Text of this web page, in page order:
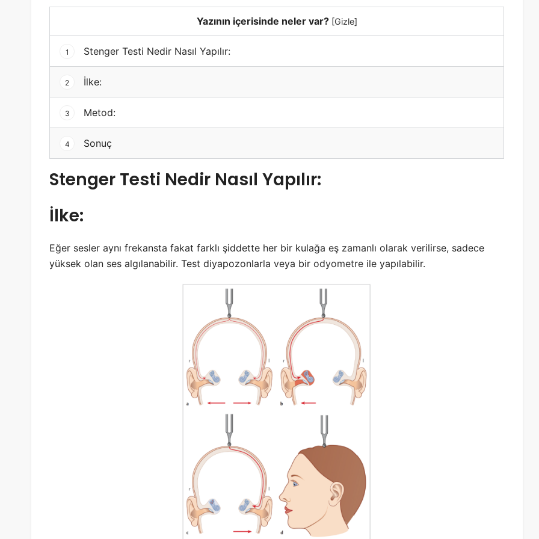
Yazının içerisinde neler var? [Gizle]
1 Stenger Testi Nedir Nasıl Yapılır:
2 İlke:
3 Metod:
4 Sonuç
Stenger Testi Nedir Nasıl Yapılır:
İlke:
Eğer sesler aynı frekansta fakat farklı şiddette her bir kulağa eş zamanlı olarak verilirse, sadece
yüksek olan ses algılanabilir. Test diyapozonlarla veya bir odyometre ile yapılabilir.